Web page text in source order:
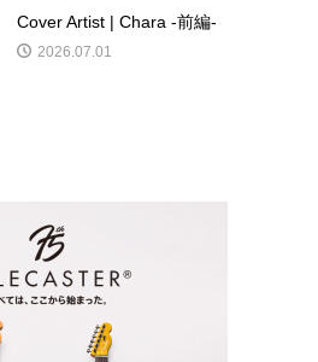
Cover Artist | Chara -前編-
2026.07.01